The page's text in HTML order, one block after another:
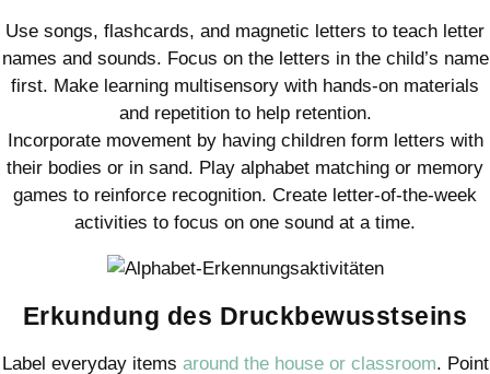
Use songs, flashcards, and magnetic letters to teach letter
names and sounds. Focus on the letters in the child’s name
first. Make learning multisensory with hands-on materials
and repetition to help retention.
Incorporate movement by having children form letters with
their bodies or in sand. Play alphabet matching or memory
games to reinforce recognition. Create letter-of-the-week
activities to focus on one sound at a time.
Erkundung des Druckbewusstseins
Label everyday items around the house or classroom. Point